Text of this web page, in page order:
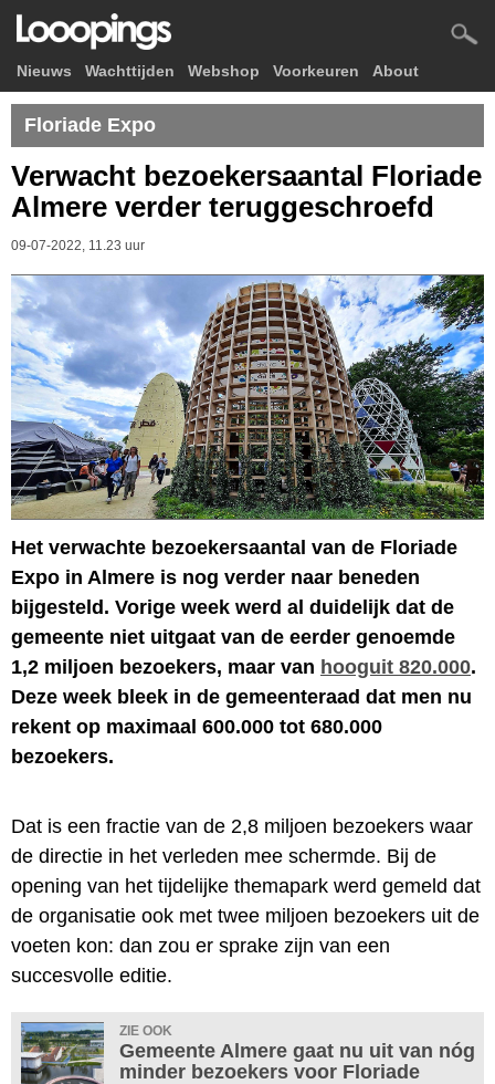
Nieuws Wachttijden Webshop Voorkeuren About
Floriade Expo
Verwacht bezoekersaantal Floriade
Almere verder teruggeschroefd
09-07-2022, 11.23 uur
Het verwachte bezoekersaantal van de Floriade
Expo in Almere is nog verder naar beneden
bijgesteld. Vorige week werd al duidelijk dat de
gemeente niet uitgaat van de eerder genoemde
1,2 miljoen bezoekers, maar van hooguit 820.000.
Deze week bleek in de gemeenteraad dat men nu
rekent op maximaal 600.000 tot 680.000
bezoekers.
Dat is een fractie van de 2,8 miljoen bezoekers waar
de directie in het verleden mee schermde. Bij de
opening van het tijdelijke themapark werd gemeld dat
de organisatie ook met twee miljoen bezoekers uit de
voeten kon: dan zou er sprake zijn van een
succesvolle editie.
ZIE OOK
Gemeente Almere gaat nu uit van nóg
minder bezoekers voor Floriade